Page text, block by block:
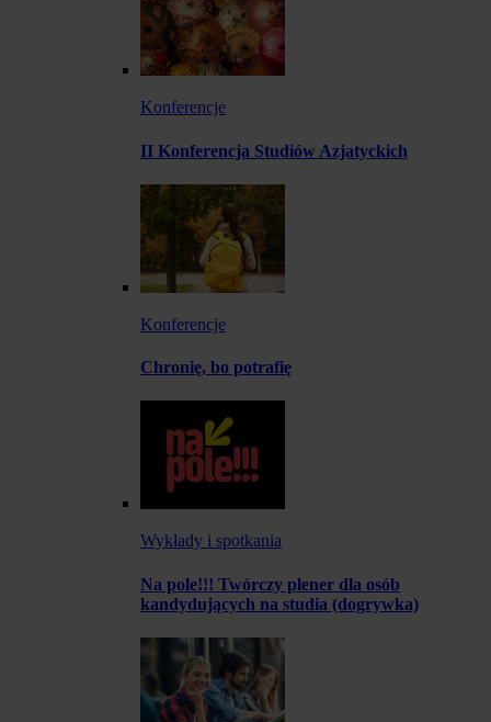
Konferencje
II Konferencja Studiów Azjatyckich
Konferencje
Chronię, bo potrafię
Wykłady i spotkania
Na pole!!! Twórczy plener dla osób
kandydujących na studia (dogrywka)